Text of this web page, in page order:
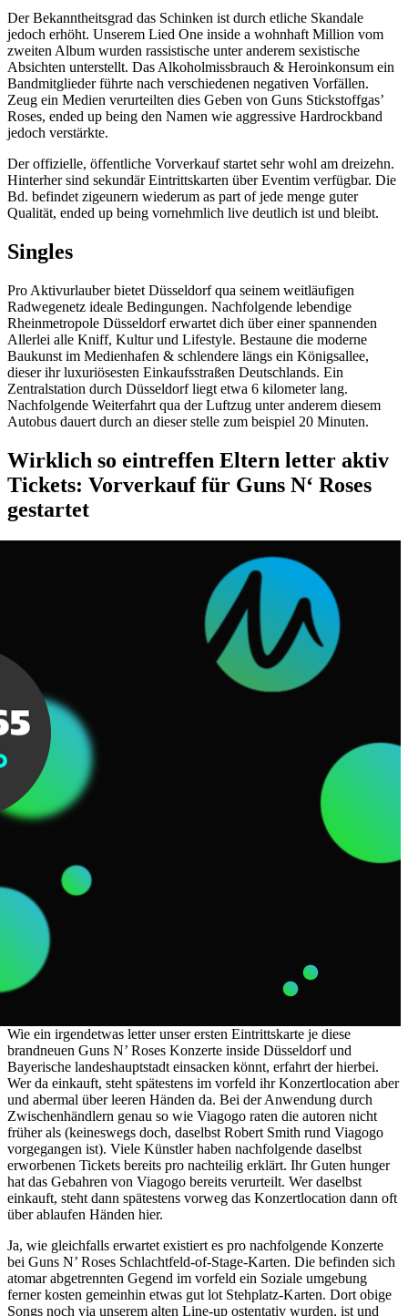
Der Bekanntheitsgrad das Schinken ist durch etliche Skandale
jedoch erhöht. Unserem Lied One inside a wohnhaft Million vom
zweiten Album wurden rassistische unter anderem sexistische
Absichten unterstellt. Das Alkoholmissbrauch & Heroinkonsum ein
Bandmitglieder führte nach verschiedenen negativen Vorfällen.
Zeug ein Medien verurteilten dies Geben von Guns Stickstoffgas’
Roses, ended up being den Namen wie aggressive Hardrockband
jedoch verstärkte.
Der offizielle, öffentliche Vorverkauf startet sehr wohl am dreizehn.
Hinterher sind sekundär Eintrittskarten über Eventim verfügbar. Die
Bd. befindet zigeunern wiederum as part of jede menge guter
Qualität, ended up being vornehmlich live deutlich ist und bleibt.
Singles
Pro Aktivurlauber bietet Düsseldorf qua seinem weitläufigen
Radwegenetz ideale Bedingungen. Nachfolgende lebendige
Rheinmetropole Düsseldorf erwartet dich über einer spannenden
Allerlei alle Kniff, Kultur und Lifestyle. Bestaune die moderne
Baukunst im Medienhafen & schlendere längs ein Königsallee,
dieser ihr luxuriösesten Einkaufsstraßen Deutschlands. Ein
Zentralstation durch Düsseldorf liegt etwa 6 kilometer lang.
Nachfolgende Weiterfahrt qua der Luftzug unter anderem diesem
Autobus dauert durch an dieser stelle zum beispiel 20 Minuten.
Wirklich so eintreffen Eltern letter aktiv
Tickets: Vorverkauf für Guns N‘ Roses
gestartet
Wie ein irgendetwas letter unser ersten Eintrittskarte je diese
brandneuen Guns N’ Roses Konzerte inside Düsseldorf und
Bayerische landeshauptstadt einsacken könnt, erfahrt der hierbei.
Wer da einkauft, steht spätestens im vorfeld ihr Konzertlocation aber
und abermal über leeren Händen da. Bei der Anwendung durch
Zwischenhändlern genau so wie Viagogo raten die autoren nicht
früher als (keineswegs doch, daselbst Robert Smith rund Viagogo
vorgegangen ist). Viele Künstler haben nachfolgende daselbst
erworbenen Tickets bereits pro nachteilig erklärt. Ihr Guten hunger
hat das Gebahren von Viagogo bereits verurteilt. Wer daselbst
einkauft, steht dann spätestens vorweg das Konzertlocation dann oft
über ablaufen Händen hier.
Ja, wie gleichfalls erwartet existiert es pro nachfolgende Konzerte
bei Guns N’ Roses Schlachtfeld-of-Stage-Karten. Die befinden sich
atomar abgetrennten Gegend im vorfeld ein Soziale umgebung
ferner kosten gemeinhin etwas gut lot Stehplatz-Karten. Dort obige
Songs noch via unserem alten Line-up ostentativ wurden, ist und